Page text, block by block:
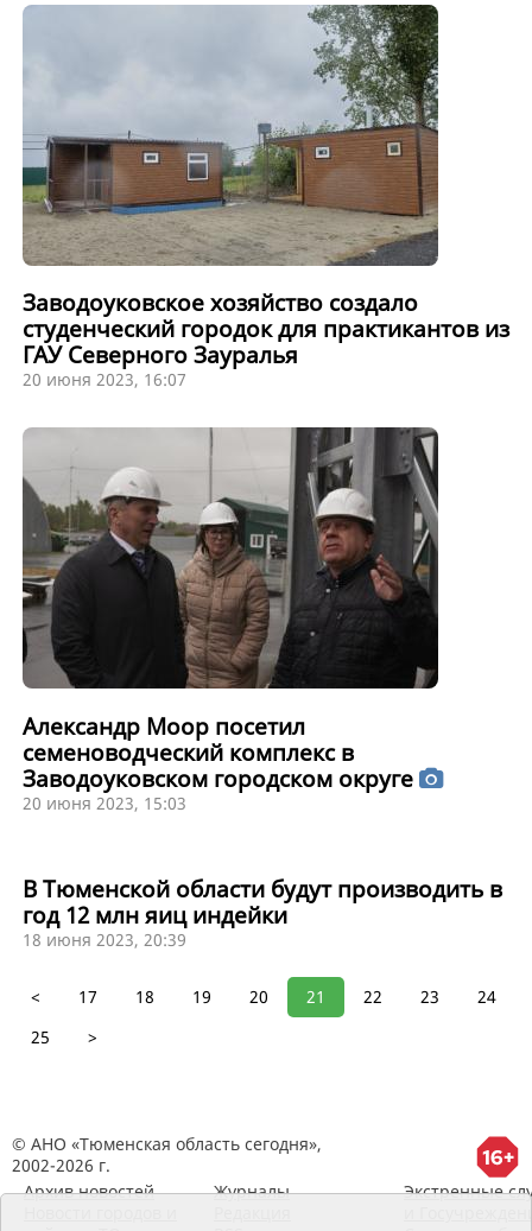
Заводоуковское хозяйство создало
студенческий городок для практикантов из
ГАУ Северного Зауралья
20 июня 2023, 16:07
Александр Моор посетил
семеноводческий комплекс в
Заводоуковском городском округе
20 июня 2023, 15:03
В Тюменской области будут производить в
год 12 млн яиц индейки
18 июня 2023, 20:39
< 17 18 19 20 21 22 23
24
25
>
© АНО «Тюменская область сегодня»,
2002-2026 г.
Архив новостей
Журналы
Экстренные